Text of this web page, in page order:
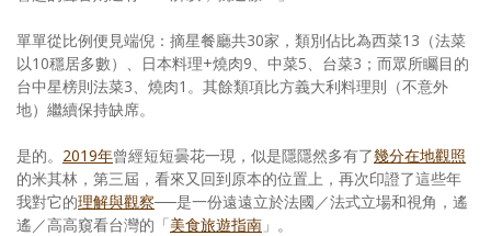
媒體報導一覽
合作與代言
訂閱電子報
單單從比例便見端倪：摘星餐廳共30家，類別佔比為西菜13（法菜
以10穩居多數）、日本料理+燒肉9、中菜5、台菜3；而眾所矚目的
台中星榜則法菜3、燒肉1。其餘類項比方義大利料理則（不意外
地）繼續保持缺席。
是的。 2019年曾經短短曇花一現，似是隱隱然多有了幾分在地觀照
的米其林，第三屆，看來又回到原本的位置上，再次印證了這些年
我對它的理解與觀察──是一份遠遠立於法國／法式立場和視角，遙
遙／高高窺看台灣的「美食旅遊指南 」。